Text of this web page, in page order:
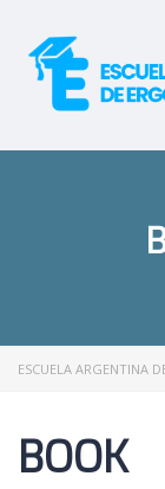
ESCUELA ARGENTINA
BOOK